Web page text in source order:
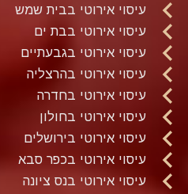
עיסוי אירוטי בבית שמש
עיסוי אירוטי בבת ים
עיסוי אירוטי בגבעתיים
עיסוי אירוטי בהרצליה
עיסוי אירוטי בחדרה
עיסוי אירוטי בחולון
עיסוי אירוטי בירושלים
עיסוי אירוטי בכפר סבא
עיסוי אירוטי בנס ציונה